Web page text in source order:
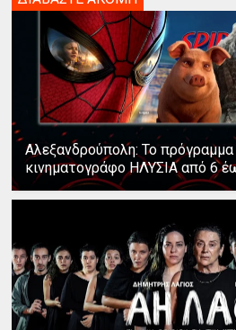
Αλεξανδρούπολη: Το
κινηματογράφο ΗΛΥΣΙΑ από 6